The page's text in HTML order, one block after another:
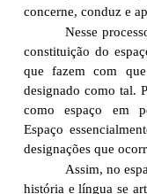
concerne, conduz e
Nesse
constituição do
que fazem com
designado como tal.
como espaço em
Espaço
designações que
Assim, no
história e língua se